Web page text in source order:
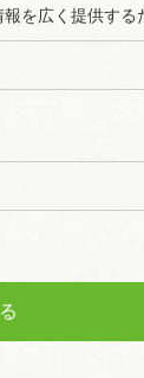
を広く提供する